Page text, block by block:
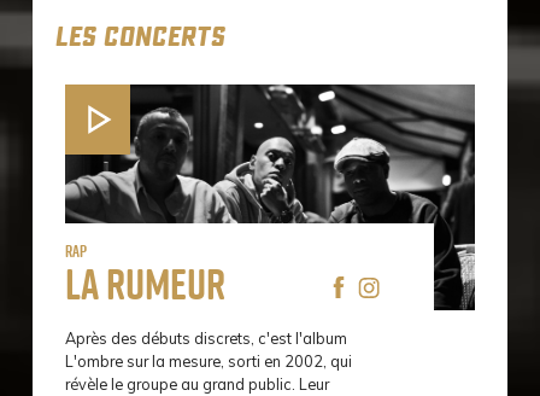
LES CONCERTS
Rap
La Rumeur
Après des débuts discrets, c'est l'album
L'ombre sur la mesure, sorti en 2002, qui
révèle le groupe au grand public. Leur